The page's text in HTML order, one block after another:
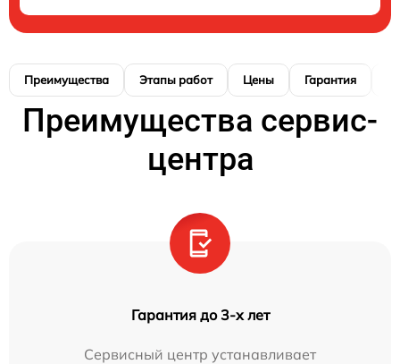
Преимущества Этапы работ Цены Гарантия
Преимущества сервис-
центра
Гарантия до 3-х лет
Сервисный центр устанавливает